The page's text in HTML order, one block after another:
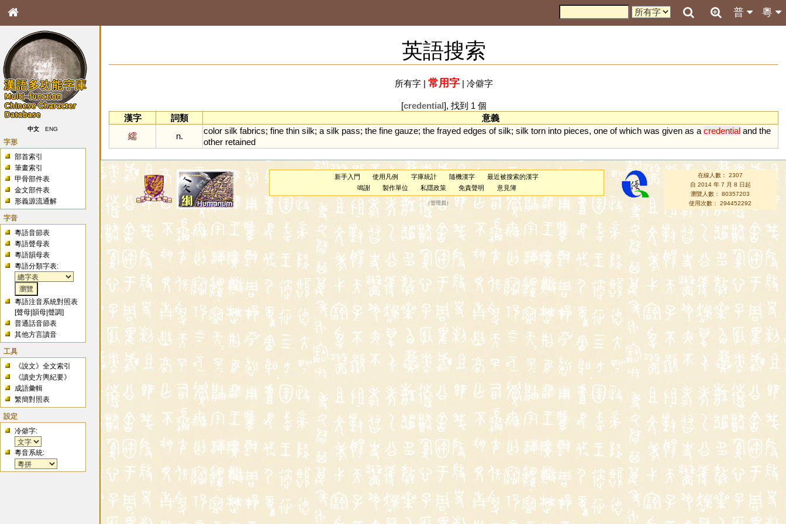
粵
普
中文 ENG
字形
部首索引
筆畫索引
甲骨部件表
金文部件表
形義源流通解
字音
粵語音節表
粵語聲母表
粵語韻母表
粵語分類字表:
粵語注音系統對照表
[聲母 |韻母 |聲調]
普通話音節表
其他方言讀音
工具
《說文》全文索引
《讀史方輿紀要》
成語彙輯
繁簡對照表
設定
冷僻字:
粵音系統:
英語搜索
所有字| 常用字| 冷僻字
[credential], 找到 1 個
漢字
詞類
意義
繻
n.
color silk fabrics; fine thin silk; a silk pass; the fine gauze; the frayed edges of silk; silk torn into pieces, one of which was given as a credential and the
other retained
新手入門 使用凡例 字庫統計 隨機漢字
最近被搜索的漢字
鳴謝
製作單位 私隱政策 免責聲明 意見簿
（管理員）
在線人數： 2307
自 2014 年 7 月 8 日起
瀏覽人數： 80357203
使用次數： 294452292